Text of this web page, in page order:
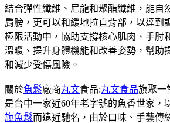
結合彈性纖維、尼龍和聚酯纖維，能自
肩膀，更可以和緩地拉直背部，以達到
極限活動中，協助支撐核心肌肉、手肘
溫暖、提升身體機能和改善姿勢，幫助
和減少受傷風險。
關於魚鬆廠商丸文食品:丸文食品旗聚一
是台中一家近60年老字號的魚香世家，
旗魚鬆而遠近馳名，由於口味、手藝傳